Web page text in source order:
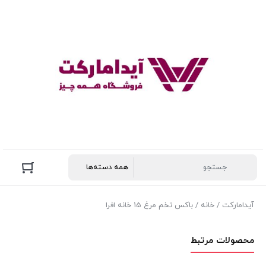
آیدامارکت / خانه / باکس تخم مرغ 15 خانه افرا
محصولات مرتبط